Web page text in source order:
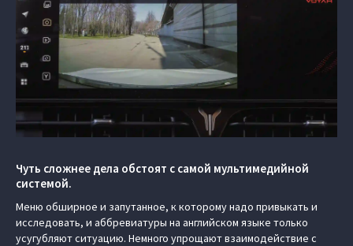
Чуть сложнее дела обстоят с самой мультимедийной
системой.
Меню обширное и запутанное, к которому надо привыкать и
исследовать, и аббревиатуры на английском языке только
усугубляют ситуацию. Немного упрощают взаимодействие с